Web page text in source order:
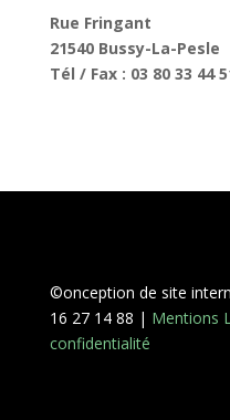
Rue Fringant
21540 Bussy-La-Pesle
Tél / Fax : 03 80 33 44
©onception de site
16 27 14 88 | Mentions
confidentialité